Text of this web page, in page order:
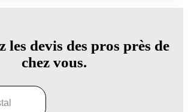
les devis des pros près de
chez vous.